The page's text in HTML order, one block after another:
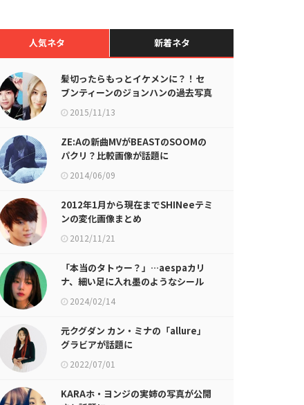
人気ネタ 新着ネタ
髪切ったらもっとイケメンに？！セ
ブンティーンのジョンハンの過去写真
まとめが話題に
2015/11/13
ZE:Aの新曲MVがBEASTのSOOMの
パクリ？比較画像が話題に
2014/06/09
2012年1月から現在までSHINeeテミ
ンの変化画像まとめ
2012/11/21
「本当のタトゥー？」…aespaカリ
ナ、細い足に入れ墨のようなシール
2024/02/14
元クグダン カン・ミナの「allure」
グラビアが話題に
2022/07/01
KARAホ・ヨンジの実姉の写真が公開